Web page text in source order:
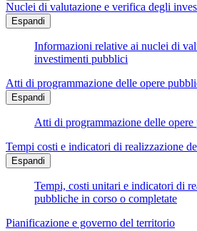
Nuclei di valutazione e verifica degli
Espandi
Informazioni relative ai nuclei di
investimenti pubblici
Atti di programmazione delle opere
Espandi
Atti di programmazione delle opere
Tempi costi e indicatori di realizzazione
Espandi
Tempi, costi unitari e indicatori di
pubbliche in corso o completate
Pianificazione e governo del territorio